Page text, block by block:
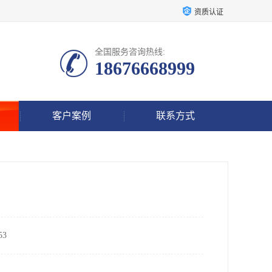
资质认证
全国服务咨询热线:
18676668999
客户案例 联系方式